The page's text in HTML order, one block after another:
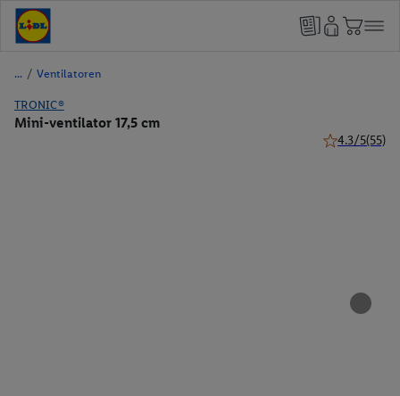
/ Ventilatoren
TRONIC®
Mini-ventilator 17,5 cm
4.3/5(55)